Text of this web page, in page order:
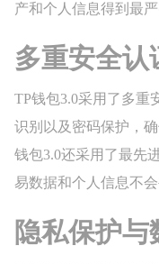
产和个人信息得到最严
多重安全认
TP钱包3.0采用了多重
识别以及密码保护，
钱包3.0还采用了最先
易数据和个人信息不会
隐私保护